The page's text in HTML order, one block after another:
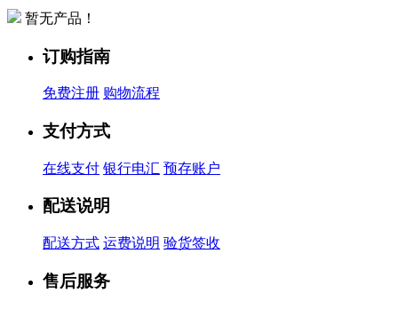
暂无产品！
订购指南
免费注册 购物流程
支付方式
在线支付 银行电汇 预存账户
配送说明
配送方式 运费说明 验货签收
售后服务